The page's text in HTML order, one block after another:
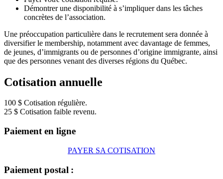
Démontrer une disponibilité à s’impliquer dans les tâches
concrètes de l’association.
Une préoccupation particulière dans le recrutement sera donnée à
diversifier le membership, notamment avec davantage de femmes,
de jeunes, d’immigrants ou de personnes d’origine immigrante, ainsi
que des personnes venant des diverses régions du Québec.
Cotisation annuelle
100 $ Cotisation régulière.
25 $ Cotisation faible revenu.
Paiement en ligne
PAYER SA COTISATION
Paiement postal :